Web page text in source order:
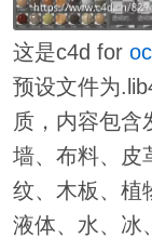
这是c4d for
预设文件为
质，内容包含
墙、布料、皮
纹、木板、植
液体、水、冰